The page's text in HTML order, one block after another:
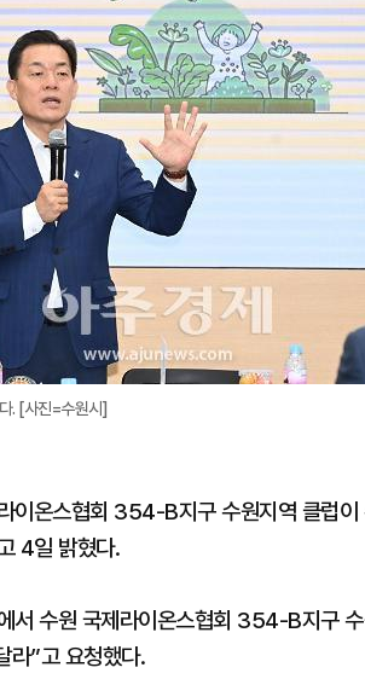
. [사진=수원시]
이온스협회 354-B지구 수원지역 클럽이
4일 밝혔다.
서 수원 국제라이온스협회 354-B지구
라”고 요청했다.